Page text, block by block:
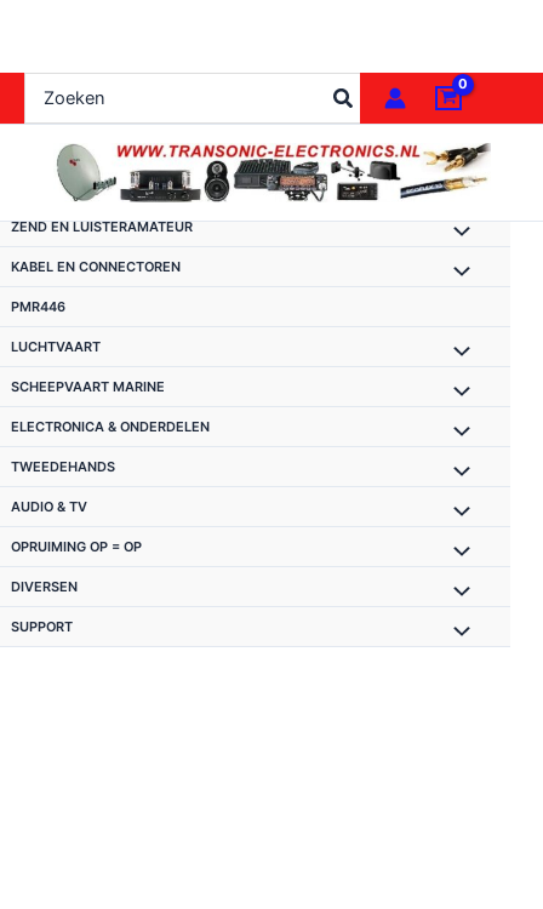
de
inhoud
naar:
ZEND EN LUISTERAMATEUR
KABEL EN CONNECTOREN
PMR446
LUCHTVAART
SCHEEPVAART MARINE
ELECTRONICA & ONDERDELEN
TWEEDEHANDS
AUDIO & TV
OPRUIMING OP = OP
DIVERSEN
SUPPORT